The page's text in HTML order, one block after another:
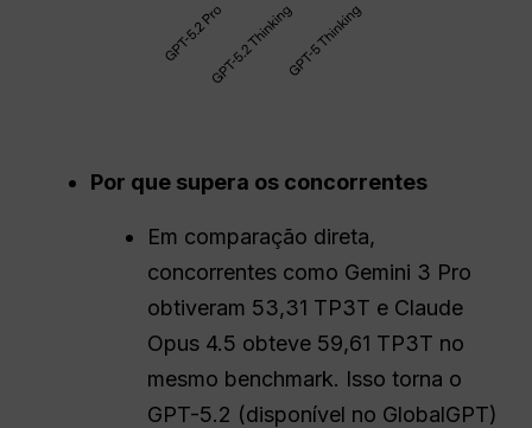
Por que supera os concorrentes
Em comparação direta,
concorrentes como Gemini 3 Pro
obtiveram 53,31 TP3T e Claude
Opus 4.5 obteve 59,61 TP3T no
mesmo benchmark. Isso torna o
GPT-5.2 (disponível no GlobalGPT)